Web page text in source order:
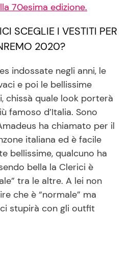
70esima edizione.
SCEGLIE I VESTITI PER
2020?
indossate negli anni, le
e poi le bellissime
chissà quale look porterà
famoso d’Italia. Sono
ha chiamato per il
italiana ed è facile
bellissime, qualcuno ha
bella la Clerici è
tra le altre. A lei non
che è “normale” ma
stupirà con gli outfit